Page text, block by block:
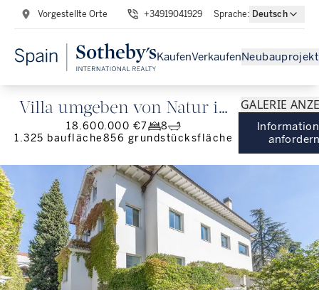
Vorgestellte Orte +34919041929 Sprache: Deutsch
KaufenVerkaufen
Villa umgeben von Natur in
El Viso
18.600.000 €7
8
1.325 baufläche856 grundstücksfläche
GALERIE